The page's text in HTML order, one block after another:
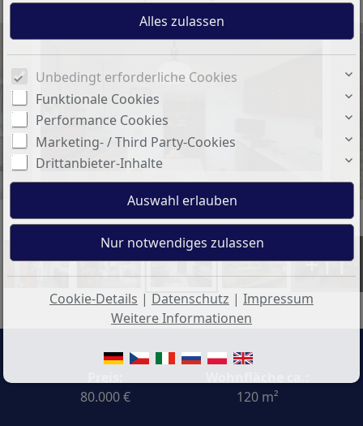
Cucina.jpg
+11
80.000 €
120 m²
Unbedingt erforderliche Cookies
Funktionale Cookies
Performance Cookies
Marketing- / Third Party-Cookies
Drittanbieter-Inhalte
Cookie-Details | Datenschutz | Impressum
Weitere Informationen